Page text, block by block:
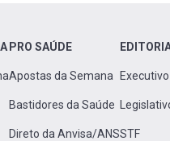
PRO SAÚDE
Apostas da Semana
Bastidores da Saúde
Direto da Anvisa/ANS
Executivo
STF